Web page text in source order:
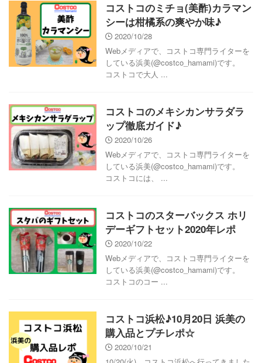
コストコのミチョ(美酢)カラマン
シーは柑橘系の爽やか味♪
2020/10/28
Webメディアで、コストコ専門ライターを
している浜美(@costco_hamami)です。
コストコで大人 ...
コストコのメキシカンサラダラ
ップ徹底ガイド♪
2020/10/26
Webメディアで、コストコ専門ライターを
している浜美(@costco_hamami)です。
コストコには、 ...
コストコのスターバックス ホリ
デーギフトセット2020年レポ
2020/10/22
Webメディアで、コストコ専門ライターを
している浜美(@costco_hamami)です。
コストコのコー ...
コストコ浜松♪10月20日 浜美の
購入品とプチレポ☆
2020/10/21